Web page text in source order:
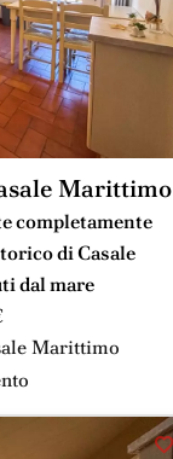
Marittimo
completamente
di Casale
dal mare
Marittimo